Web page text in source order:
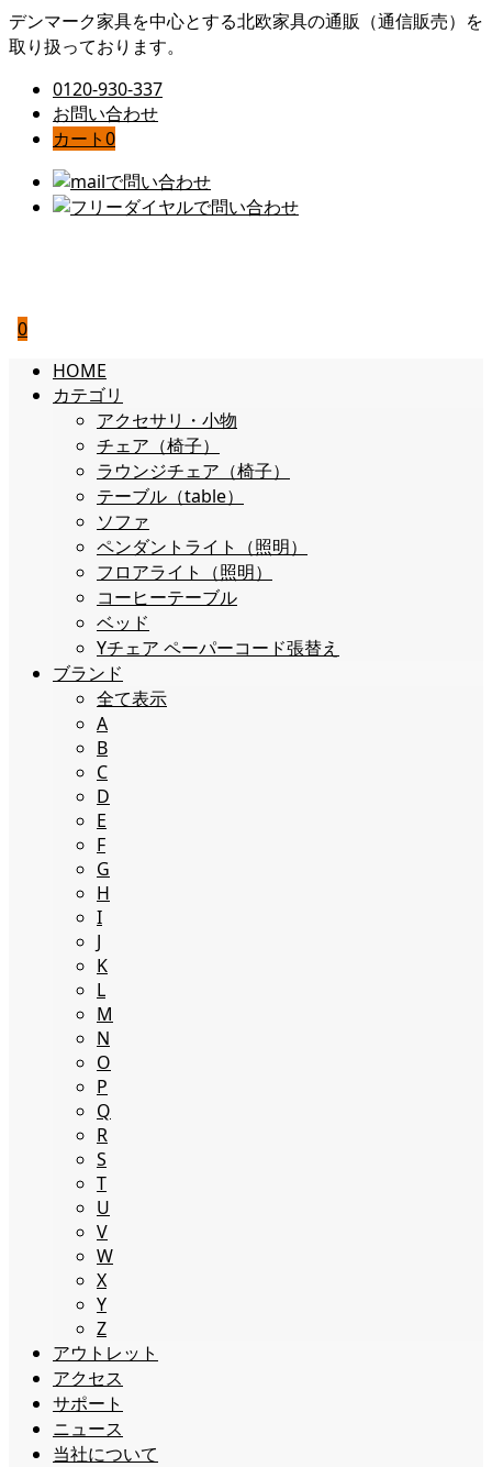
デンマーク家具を中心とする北欧家具の通販（通信販売）を
取り扱っております。
0120-930-337
お問い合わせ
カート0
0
HOME
カテゴリ
アクセサリ・小物
チェア（椅子）
ラウンジチェア（椅子）
テーブル（table）
ソファ
ペンダントライト（照明）
フロアライト（照明）
コーヒーテーブル
ベッド
Yチェア ペーパーコード張替え
ブランド
全て表示
A
B
C
D
E
F
G
H
I
J
K
L
M
N
O
P
Q
R
S
T
U
V
W
X
Y
Z
アウトレット
アクセス
サポート
ニュース
当社について